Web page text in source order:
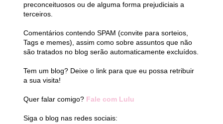
preconceituosos ou de alguma forma prejudiciais a
terceiros.
Comentários contendo SPAM (convite para sorteios,
Tags e memes), assim como sobre assuntos que não
são tratados no blog serão automaticamente excluídos.
Tem um blog? Deixe o link para que eu possa retribuir
a sua visita!
Quer falar comigo? Fale com Lulu
Siga o blog nas redes sociais: